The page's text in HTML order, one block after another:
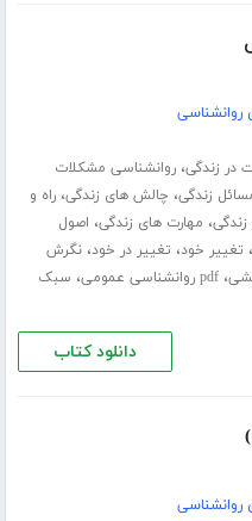
روانشناسی
در زندگی،روانشناسی مشکلات
زندگی، چالش های زندگی،راه و
زندگی، مهارت های زندگی، اصول
، تغییر خود، تغییر در خود،نگرش
،pdf روانشناسی عمومی ، سبک
دانلود کتاب
روانشناسی